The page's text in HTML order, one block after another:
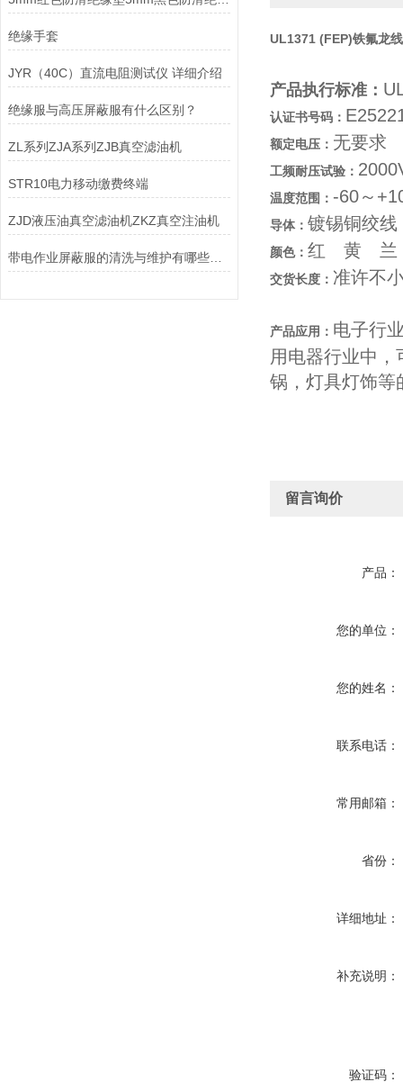
绝缘手套
JYR（40C）直流电阻测试仪 详细介绍
绝缘服与高压屏蔽服有什么区别？
ZL系列ZJA系列ZJB真空滤油机
STR10电力移动缴费终端
ZJD液压油真空滤油机ZKZ真空注油机
带电作业屏蔽服的清洗与维护有哪些要求？
UL1371 (FEP)铁氟龙线
产品执行标准：
认证书号码：
额定电压： 无要求
工频耐压试验：
温度范围： -60～
导体： 镀锡铜绞线
颜色： 红 黄
交货长度： 准许不
产品应用： 电子行
用电器行业中
锅，灯具灯饰
留言询价
产品：
您的单位：
您的姓名：
联系电话：
常用邮箱：
省份：
详细地址：
补充说明：
验证码：